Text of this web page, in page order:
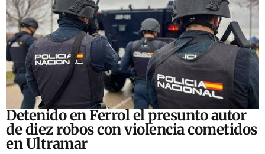
Detenido en Ferrol el presunto autor
de diez robos con violencia cometidos
en Ultramar